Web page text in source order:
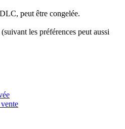
peut être congelée.
les préférences peut aussi